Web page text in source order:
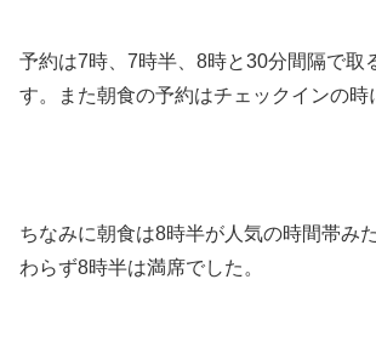
予約は7時、7時半、8時と30分間隔で取
す。また朝食の予約はチェックインの時
ちなみに朝食は8時半が人気の時間帯み
わらず8時半は満席でした。